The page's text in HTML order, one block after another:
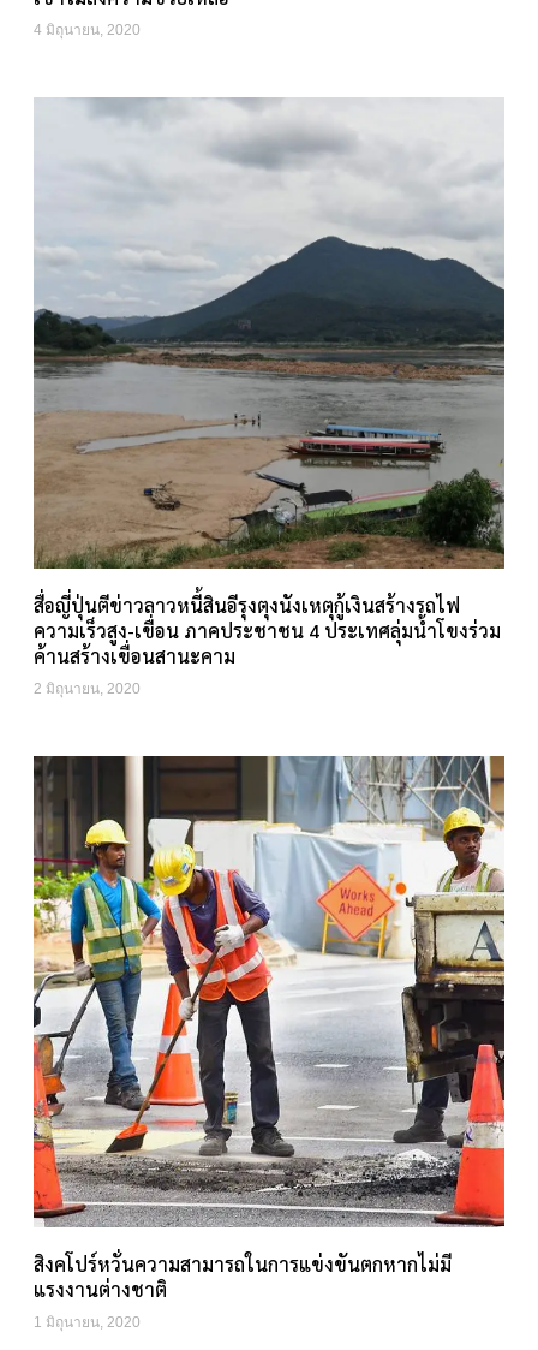
4 มิถุนายน, 2020
สื่อญี่ปุ่นตีข่าวลาวหนี้สินอีรุงตุงนังเหตุกู้เงินสร้างรถไฟ
ความเร็วสูง-เขื่อน ภาคประชาชน 4 ประเทศลุ่มน้ำโขงร่วม
ค้านสร้างเขื่อนสานะคาม
2 มิถุนายน, 2020
สิงคโปร์หวั่นความสามารถในการแข่งขันตกหากไม่มี
แรงงานต่างชาติ
1 มิถุนายน, 2020